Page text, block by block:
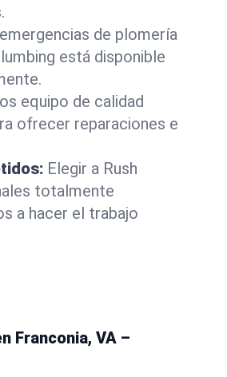
de plomería
está disponible
equipo de calidad
ofrecer reparaciones e
Elegir a Rush
totalmente
a hacer el trabajo
Franconia, VA –